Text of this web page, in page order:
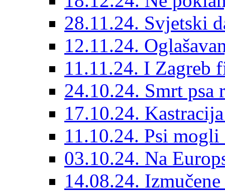
28.11.24. Svjetski
12.11.24.
11.11.24. I Zagreb
24.10.24. Smrt psa
17.10.24.
11.10.24. Psi
03.10.24. Na
14.08.24.